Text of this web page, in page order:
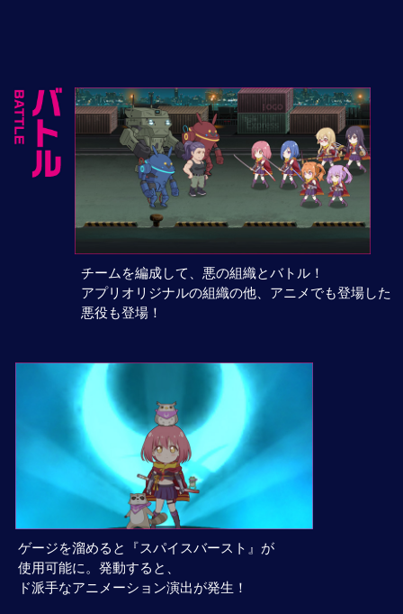
チームを編成して、悪の組織とバトル！
アプリオリジナルの組織の他、アニメでも登場した
悪役も登場！
ゲージを溜めると『スパイスバースト』が
使用可能に。発動すると、
ド派手なアニメーション演出が発生！